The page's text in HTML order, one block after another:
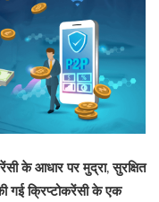
के आधार पर मुद्रा, सुरक्षित
गई क्रिप्टोकरेंसी के एक